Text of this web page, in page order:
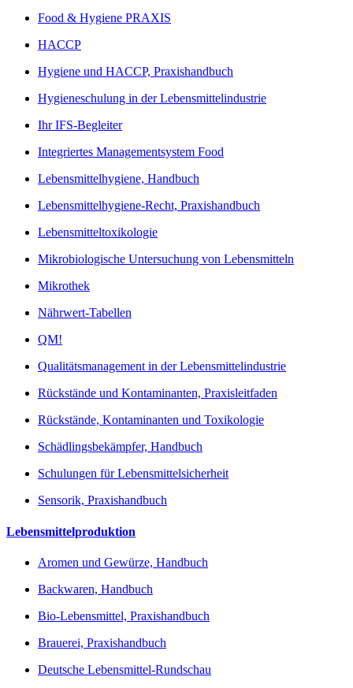
Food & Hygiene PRAXIS
HACCP
Hygiene und HACCP, Praxishandbuch
Hygieneschulung in der Lebensmittelindustrie
Ihr IFS-Begleiter
Integriertes Managementsystem Food
Lebensmittelhygiene, Handbuch
Lebensmittelhygiene-Recht, Praxishandbuch
Lebensmitteltoxikologie
Mikrobiologische Untersuchung von Lebensmitteln
Mikrothek
Nährwert-Tabellen
QM!
Qualitätsmanagement in der Lebensmittelindustrie
Rückstände und Kontaminanten, Praxisleitfaden
Rückstände, Kontaminanten und Toxikologie
Schädlingsbekämpfer, Handbuch
Schulungen für Lebensmittelsicherheit
Sensorik, Praxishandbuch
Lebensmittelproduktion
Aromen und Gewürze, Handbuch
Backwaren, Handbuch
Bio-Lebensmittel, Praxishandbuch
Brauerei, Praxishandbuch
Deutsche Lebensmittel-Rundschau